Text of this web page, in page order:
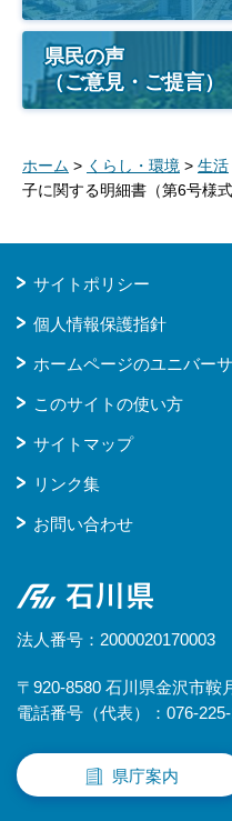
県民の声
（ご意見・ご提言）
ホーム > くらし・環境 > 生活
子に関する明細書（第6号様式
サイトポリシー
個人情報保護指針
ホームページのユニバー
このサイトの使い方
サイトマップ
リンク集
お問い合わせ
石川県
法人番号：2000020170003
〒920-8580 石川県金沢市鞍
電話番号（代表）：076-
県庁案内